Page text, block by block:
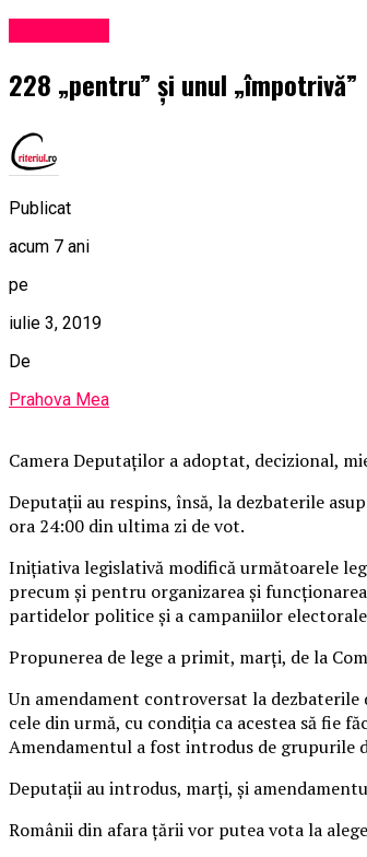
228 „pentru” şi unul „împotrivă”
Publicat
acum 7 ani
pe
iulie 3, 2019
De
Prahova Mea
Camera Deputaţilor a adoptat, decizional,
Deputaţii au respins, însă, la dezbaterile
ora 24:00 din ultima zi de vot.
Iniţiativa legislativă modifică următoarele
precum şi pentru organizarea şi
partidelor politice şi a campaniilor
Propunerea de lege a primit, marţi, de la
Un amendament controversat la
cele din urmă, cu condiţia ca acestea să fie
Amendamentul a fost introdus de grupurile
Deputaţii au introdus, marţi, şi
Românii din afara ţării vor putea vota la